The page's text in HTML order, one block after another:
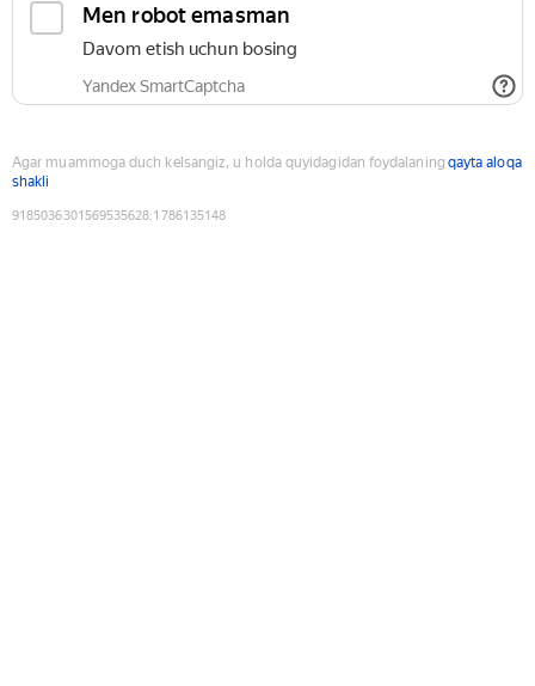
Men robot emasman
Davom etish uchun bosing
Yandex SmartCaptcha
Agar muammoga duch kelsangiz, u holda quyidagidan foydalaning qayta aloqa
shakli
9185036301569535628:1786135148